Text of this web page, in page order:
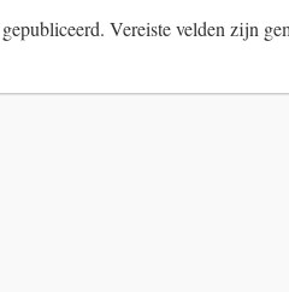
Vereiste velden zijn